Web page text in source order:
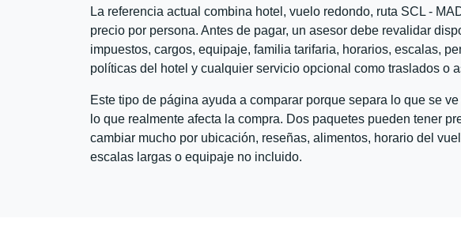
La referencia actual combina hotel, vuelo redondo, ruta SCL -
precio por persona. Antes de pagar, un asesor debe revalidar
impuestos, cargos, equipaje, familia tarifaria, horarios, escalas,
políticas del hotel y cualquier servicio opcional como traslados o
Este tipo de página ayuda a comparar porque separa lo que se
lo que realmente afecta la compra. Dos paquetes pueden tener
cambiar mucho por ubicación, reseñas, alimentos, horario del
escalas largas o equipaje no incluido.